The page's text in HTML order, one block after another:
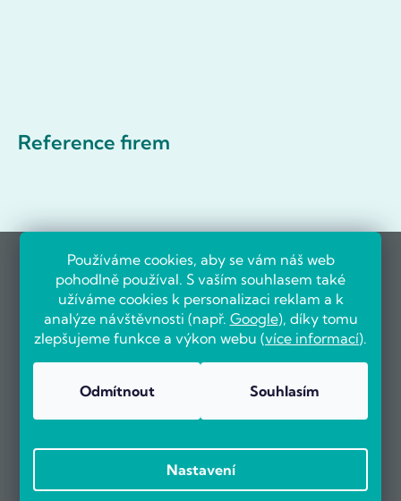
Používáme cookies, aby se vám náš web
pohodlně používal. S vaším souhlasem také
užíváme cookies k personalizaci reklam a k
analýze návštěvnosti (např. Google), díky tomu
zlepšujeme funkce a výkon webu (více informací).
Odmítnout Souhlasím
Nastavení
Reference firem